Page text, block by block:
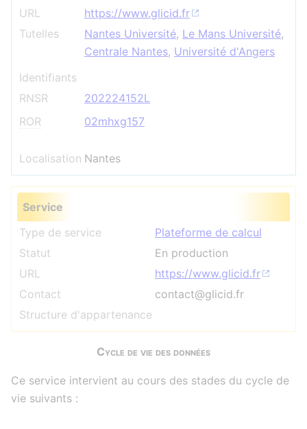
URL
https://www.glicid.fr
Tutelles
Nantes Université, Le Mans Université,
Centrale Nantes, Université d'Angers
Identifiants
RNSR
202224152L
ROR
02mhxg157
Localisation Nantes
Service
Type de service
Plateforme de calcul
Statut
En production
URL
https://www.glicid.fr
Contact
contact@glicid.fr
Structure d'appartenance
Cycle de vie des données
Ce service intervient au cours des stades du cycle de
vie suivants :